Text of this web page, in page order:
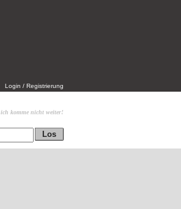
Login / Registrierung
ich komme nicht weiter!